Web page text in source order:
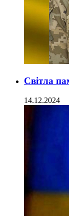
Світла
14.12.2024